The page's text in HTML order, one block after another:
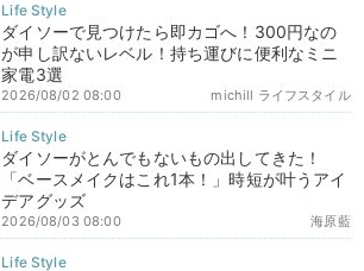
ダイソーで見つけたら即カゴへ！300円なの
が申し訳ないレベル！持ち運びに便利なミニ
家電3選
michill ライフスタイル
2026/08/02 08:00
ダイソーがとんでもないもの出してきた！
「ベースメイクはこれ1本！」時短が叶うアイ
デアグッズ
海原藍
2026/08/03 08:00